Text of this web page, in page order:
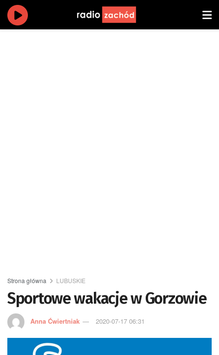
Strona główna LUBUSKIE
Sportowe wakacje w Gorzowie
Anna Ćwiertniak 2020-07-17 06:31